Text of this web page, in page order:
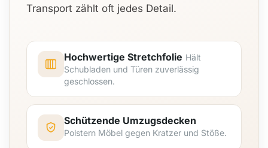
Transport zählt oft jedes Detail.
Hochwertige Stretchfolie Hält
Schubladen und Türen zuverlässig
geschlossen.
Schützende Umzugsdecken
Polstern Möbel gegen Kratzer und Stöße.